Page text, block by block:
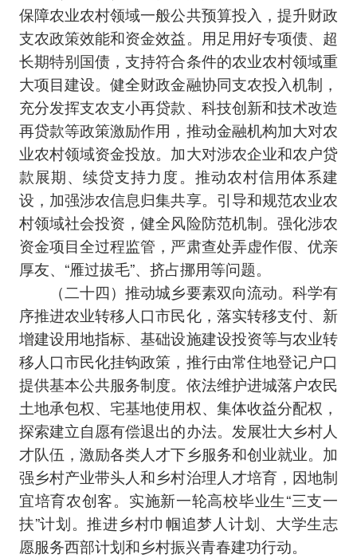
保障农业农村领域一般公共预算投入，提升财政
支农政策效能和资金效益。用足用好专项债、超
长期特别国债，支持符合条件的农业农村领域重
大项目建设。健全财政金融协同支农投入机制，
充分发挥支农支小再贷款、科技创新和技术改造
再贷款等政策激励作用，推动金融机构加大对农
业农村领域资金投放。加大对涉农企业和农户贷
款展期、续贷支持力度。推动农村信用体系建
设，加强涉农信息归集共享。引导和规范农业农
村领域社会投资，健全风险防范机制。强化涉农
资金项目全过程监管，严肃查处弄虚作假、优亲
厚友、“雁过拔毛”、挤占挪用等问题。
（二十四）推动城乡要素双向流动。科学有
序推进农业转移人口市民化，落实转移支付、新
增建设用地指标、基础设施建设投资等与农业转
移人口市民化挂钩政策，推行由常住地登记户口
提供基本公共服务制度。依法维护进城落户农民
土地承包权、宅基地使用权、集体收益分配权，
探索建立自愿有偿退出的办法。发展壮大乡村人
才队伍，激励各类人才下乡服务和创业就业。加
强乡村产业带头人和乡村治理人才培育，因地制
宜培育农创客。实施新一轮高校毕业生“三支一
扶”计划。推进乡村巾帼追梦人计划、大学生志
愿服务西部计划和乡村振兴青春建功行动。